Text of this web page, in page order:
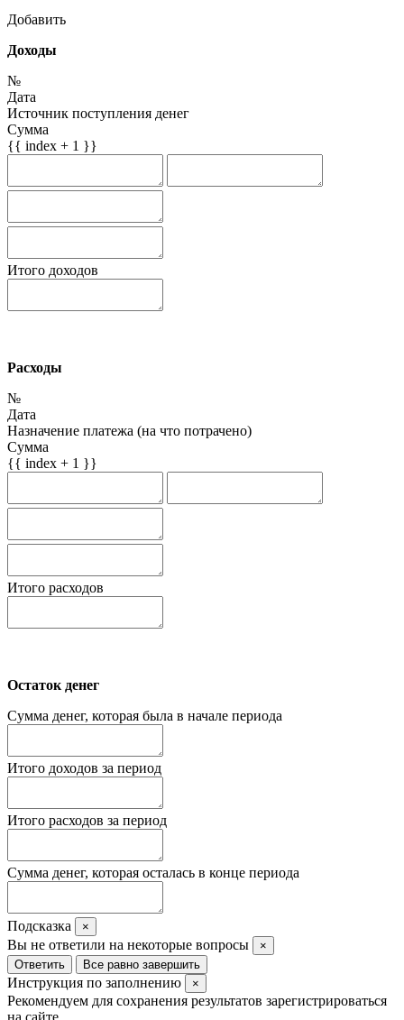
Добавить
Доходы
№
Дата
Источник поступления денег
Сумма
{{ index + 1 }}
Итого доходов
Расходы
№
Дата
Назначение платежа (на что потрачено)
Сумма
{{ index + 1 }}
Итого расходов
Остаток денег
Сумма денег, которая была в начале периода
Итого доходов за период
Итого расходов за период
Сумма денег, которая осталась в конце периода
Подсказка ×
Вы не ответили на некоторые вопросы
×
Ответить
Все равно завершить
Инструкция по заполнению ×
Рекомендуем для сохранения результатов зарегистрироваться